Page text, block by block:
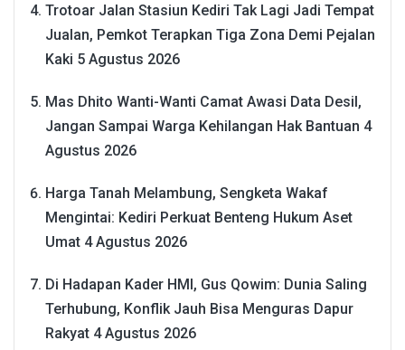
Trotoar Jalan Stasiun Kediri Tak Lagi Jadi Tempat
Jualan, Pemkot Terapkan Tiga Zona Demi Pejalan
Kaki 5 Agustus 2026
Mas Dhito Wanti-Wanti Camat Awasi Data Desil,
Jangan Sampai Warga Kehilangan Hak Bantuan 4
Agustus 2026
Harga Tanah Melambung, Sengketa Wakaf
Mengintai: Kediri Perkuat Benteng Hukum Aset
Umat 4 Agustus 2026
Di Hadapan Kader HMI, Gus Qowim: Dunia Saling
Terhubung, Konflik Jauh Bisa Menguras Dapur
Rakyat 4 Agustus 2026